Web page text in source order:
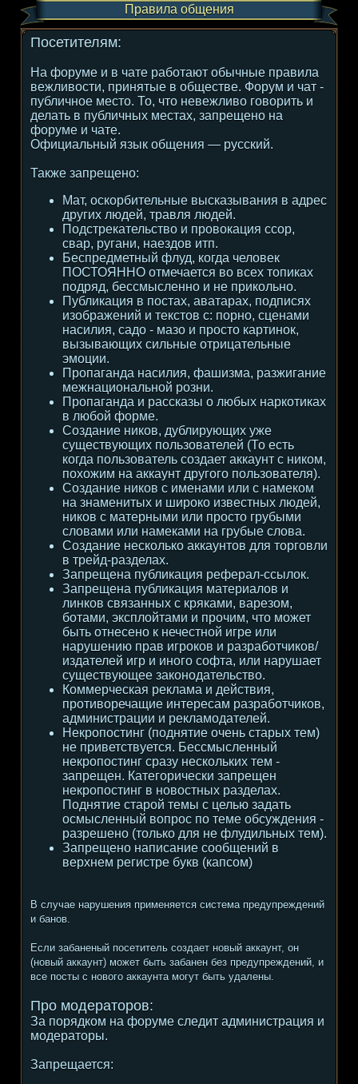
Правила общения
Посетителям:
На форуме и в чате работают обычные правила
вежливости, принятые в обществе. Форум и чат -
публичное место. То, что невежливо говорить и
делать в публичных местах, запрещено на
форуме и чате.
Официальный язык общения — русский.
Также запрещено:
Мат, оскорбительные высказывания в адрес
других людей, травля людей.
Подстрекательство и провокация ссор,
свар, ругани, наездов итп.
Беспредметный флуд, когда человек
ПОСТОЯННО отмечается во всех топиках
подряд, бессмысленно и не прикольно.
Публикация в постах, аватарах, подписях
изображений и текстов с: порно, сценами
насилия, садо - мазо и просто картинок,
вызывающих сильные отрицательные
эмоции.
Пропаганда насилия, фашизма, разжигание
межнациональной розни.
Пропаганда и рассказы о любых наркотиках
в любой форме.
Создание ников, дублирующих уже
существующих пользователей (То есть
когда пользователь создает аккаунт с ником,
похожим на аккаунт другого пользователя).
Создание ников с именами или с намеком
на знаменитых и широко известных людей,
ников с матерными или просто грубыми
словами или намеками на грубые слова.
Создание несколько аккаунтов для торговли
в трейд-разделах.
Запрещена публикация реферал-ссылок.
Запрещена публикация материалов и
линков связанных с кряками, варезом,
ботами, эксплойтами и прочим, что может
быть отнесено к нечестной игре или
нарушению прав игроков и разработчиков/
издателей игр и иного софта, или нарушает
существующее законодательство.
Коммерческая реклама и действия,
противоречащие интересам разработчиков,
администрации и рекламодателей.
Некропостинг (поднятие очень старых тем)
не приветствуется. Бессмысленный
некропостинг сразу нескольких тем -
запрещен. Категорически запрещен
некропостинг в новостных разделах.
Поднятие старой темы с целью задать
осмысленный вопрос по теме обсуждения -
разрешено (только для не флудильных тем).
Запрещено написание сообщений в
верхнем регистре букв (капсом)
В случае нарушения применяется система предупреждений
и банов.
Если забаненый посетитель создает новый аккаунт, он
(новый аккаунт) может быть забанен без предупреждений, и
все посты с нового аккаунта могут быть удалены.
Про модераторов:
За порядком на форуме следит администрация и
модераторы.
Запрещается: